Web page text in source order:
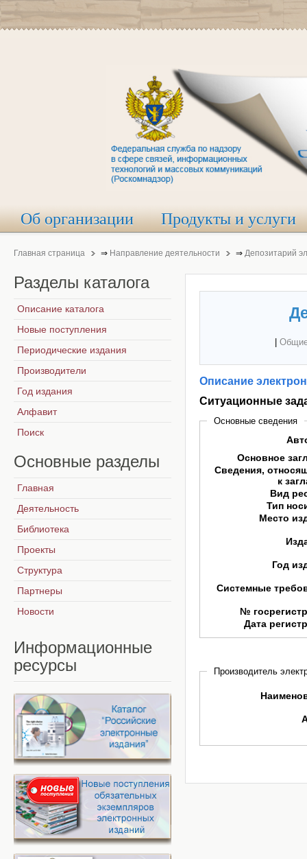
Об организации Продукты и услуги
Главная страница ⇒ Направление деятельности ⇒ Депозитарий
Описание
Ситуационные
Основные сведения
Основное
Сведения,
к
Вид
Тип
Место
Год
Системные
№
Дата
Производитель
Разделы каталога
Описание каталога
Новые поступления
Периодические издания
Производители
Год издания
Алфавит
Поиск
Основные разделы
Главная
Деятельность
Библиотека
Проекты
Структура
Партнеры
Новости
Информационные
ресурсы